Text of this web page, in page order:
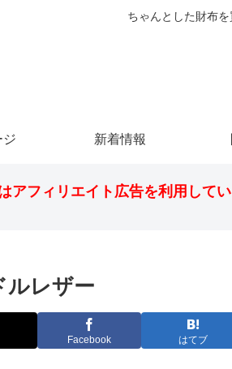
ちゃんとした財布
ジ 新着情報
アフィリエイト広告を利用してい
ルレザー
Facebook はてブ